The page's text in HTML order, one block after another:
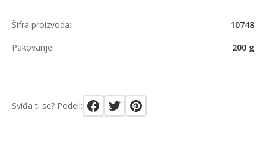
Šifra proizvoda:
10748
Pakovanje:
200 g
Sviđa ti se? Podeli: